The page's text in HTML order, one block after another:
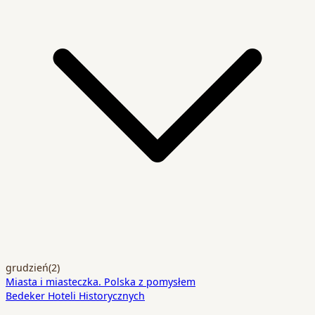
grudzień(2)
Miasta i miasteczka. Polska z pomysłem
Bedeker Hoteli Historycznych